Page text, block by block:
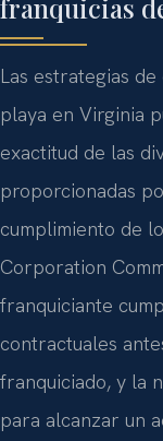
franquicias
Las estrategias
playa en Virginia
exactitud de las
proporcionadas
cumplimiento de
Corporation
franquiciante
contractuales
franquiciado, y la
para alcanzar un